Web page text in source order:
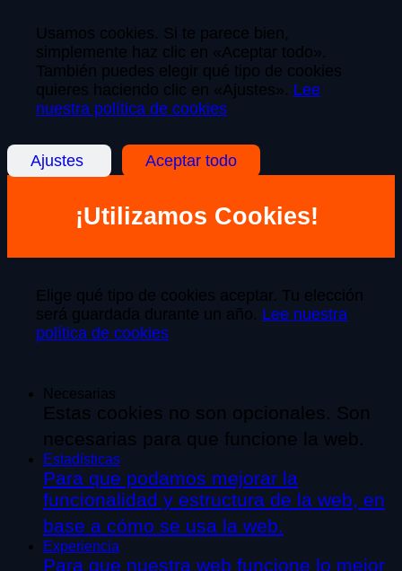
Usamos cookies. Si te parece bien,
simplemente haz clic en «Aceptar todo».
También puedes elegir qué tipo de cookies
quieres haciendo clic en «Ajustes». Lee
nuestra política de cookies
Ajustes Aceptar todo
¡Utilizamos Cookies!
Elige qué tipo de cookies aceptar. Tu elección
será guardada durante un año. Lee nuestra
política de cookies
Necesarias
Estas cookies no son opcionales. Son
necesarias para que funcione la web.
Estadísticas
Para que podamos mejorar la
funcionalidad y estructura de la web, en
base a cómo se usa la web.
Experiencia
Para que nuestra web funcione lo mejor